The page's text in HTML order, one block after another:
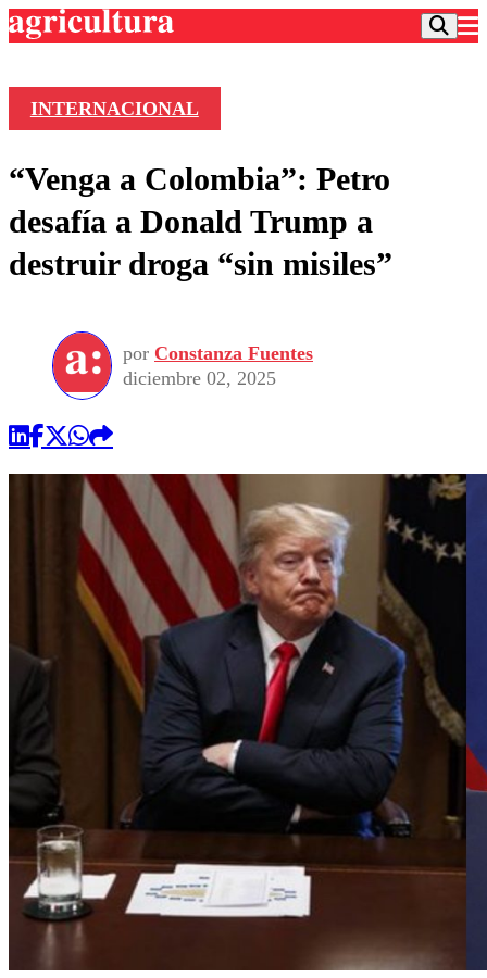
Frecuencias
Agricultura TV
Deportes
Colo Colo
Seleccion Chilena
Torneo Internacional
Universidad de Chile
Entretención
Economía
Internacional
Sustentabilidad
Publicaciones en medios
Opinión
INTERNACIONAL
“Venga a Colombia”: Petro
desafía a Donald Trump a
destruir droga “sin misiles”
por Constanza Fuentes
diciembre 02, 2025